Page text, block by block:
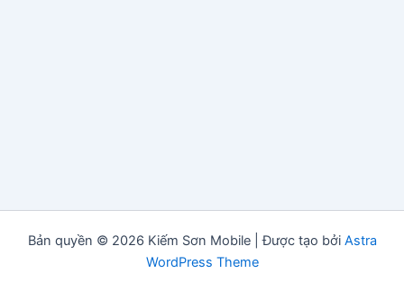
Bản quyền © 2026 Kiếm Sơn Mobile | Được tạo bởi Astra
WordPress Theme